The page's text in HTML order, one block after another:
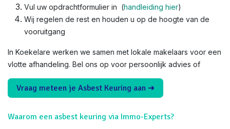
Vul uw opdrachtformulier in (handleiding hier)
Wij regelen de rest en houden u op de hoogte van de
vooruitgang
In Koekelare werken we samen met lokale makelaars voor een
vlotte afhandeling. Bel ons op voor persoonlijk advies of
Vraag meteen je Asbest Keuring aan ➜
Waarom een asbest keuring via Immo-Experts?